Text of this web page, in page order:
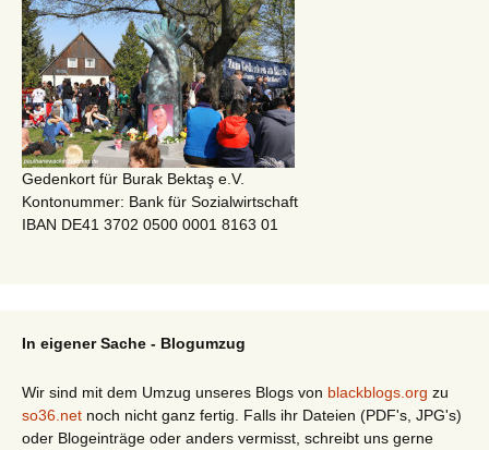
Gedenkort für Burak Bektaş e.V.
Kontonummer: Bank für Sozialwirtschaft
IBAN DE41 3702 0500 0001 8163 01
In eigener Sache - Blogumzug
Wir sind mit dem Umzug unseres Blogs von blackblogs.org zu
so36.net noch nicht ganz fertig. Falls ihr Dateien (PDF's, JPG's)
oder Blogeinträge oder anders vermisst, schreibt uns gerne